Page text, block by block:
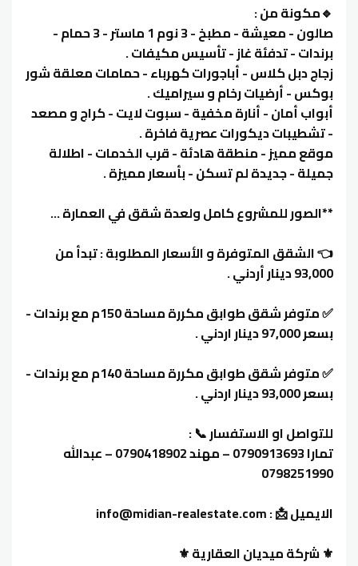
🔹مكونة من :
صالون - معيشة - مطبخ - 3 نوم 1 ماستر - 3 حمام -
برندات - تدفئة غاز - تأسيس مكيفات .
زجاج دبل كلاس - أباجورات كهرباء - حمامات معلقة شور
بوكس - أرضيات رخام و سيراميك .
أبواب أمان - أنارة مخفية - سبوت لايت - كراج و مصعد
- تشطيبات ديكورات عصرية فاخرة .
موقع مميز - منطقة هادئة - قرب الخدمات - اطلالة
جميلة - جديدة لم تسكن - بأسعار مميزة .
**الصور للمشروع كامل ولعدة شقق في العمارة ...
👈 الشقق المتوفرة و الأسعار المطلوبة : تبدأ من
93,000 دينار أردني .
✅ متوفر شقق طوابق مكررة مساحة 150م مع برندات -
بسعر 97,000 دينار اردني .
✅ متوفر شقق طوابق مكررة مساحة 140م مع برندات -
بسعر 93,000 دينار اردني .
للتواصل او الاستفسار 📞 :
تمارا 0790913693 – مهند 0790418902 – عبدالله
0798251990
الايميل 📩 : info@midian-realestate.com
⚜️ شركة ميديان العقارية ⚜️